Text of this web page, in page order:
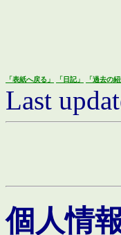
「表紙へ戻る」 「日記」 「過去の紹
Last
個人情